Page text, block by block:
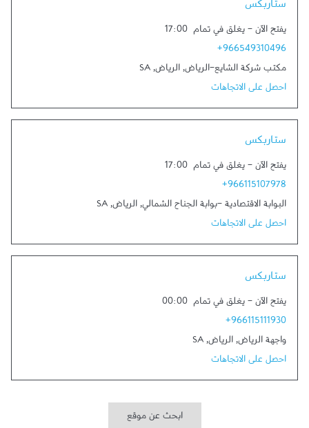
ستاربكس
يفتح الآن - يغلق في تمام 17:00
+966549310496
مكتب شركة الشايع-الرياض, الرياض,
SA
احصل على الاتجاهات
ستاربكس
يفتح الآن - يغلق في تمام 17:00
+966115107978
البوابة الاقتصادية -بوابة الجناح الشمالي, الرياض,
SA
احصل على الاتجاهات
ستاربكس
يفتح الآن - يغلق في تمام 00:00
+966115111930
واجهة الرياض, الرياض,
SA
احصل على الاتجاهات
ابحث عن موقع